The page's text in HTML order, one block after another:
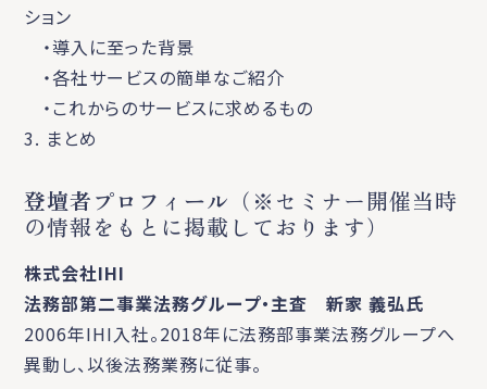
ション
・導入に至った背景
・各社サービスの簡単なご紹介
・これからのサービスに求めるもの
3. まとめ
登壇者プロフィール （※セミナー開催当時
の情報をもとに掲載しております）
株式会社IHI
法務部第二事業法務グループ・主査 新家 義弘氏
2006年IHI入社。2018年に法務部事業法務グループへ
異動し、以後法務業務に従事。